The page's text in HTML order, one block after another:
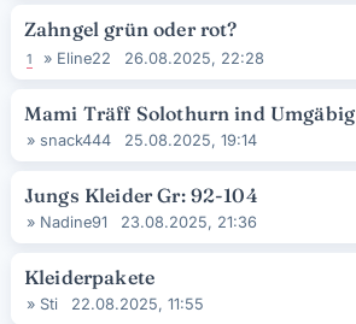
Zahngel grün oder rot?
1 » Eline22 26.08.2025, 22:28
Mami Träff Solothurn ind Umgäbig
» snack444 25.08.2025, 19:14
Jungs Kleider Gr: 92-104
» Nadine91 23.08.2025, 21:36
Kleiderpakete
» Sti 22.08.2025, 11:55